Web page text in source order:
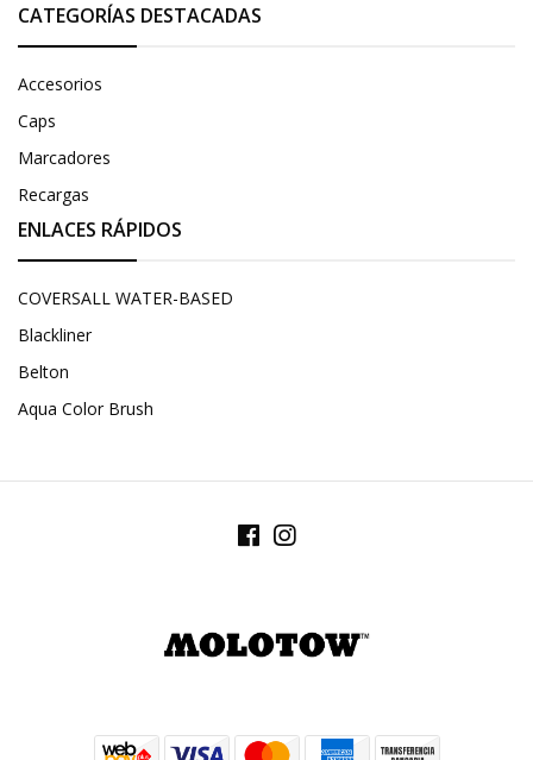
CATEGORÍAS DESTACADAS
Accesorios
Caps
Marcadores
Recargas
ENLACES RÁPIDOS
COVERSALL WATER-BASED
Blackliner
Belton
Aqua Color Brush